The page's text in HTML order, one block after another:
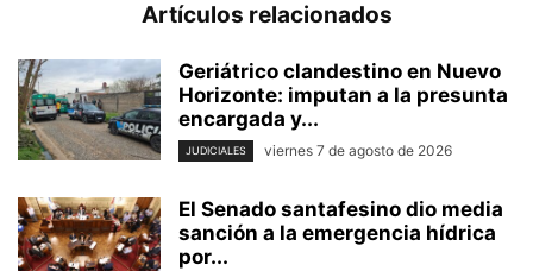
Artículos relacionados
Geriátrico clandestino en Nuevo
Horizonte: imputan a la presunta
encargada y...
JUDICIALES viernes 7 de agosto de 2026
El Senado santafesino dio media
sanción a la emergencia hídrica
por...